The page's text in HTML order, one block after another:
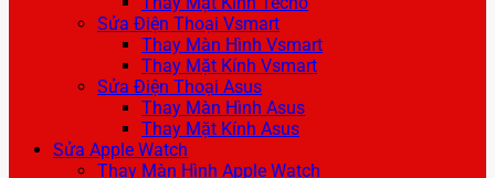
Sửa Điện Thoại Vsmart
Thay Màn Hình Vsmart
Thay Mặt Kính Vsmart
Sửa Điện Thoại Asus
Thay Màn Hình Asus
Thay Mặt Kính Asus
Sửa Apple Watch
Thay Màn Hình Apple Watch